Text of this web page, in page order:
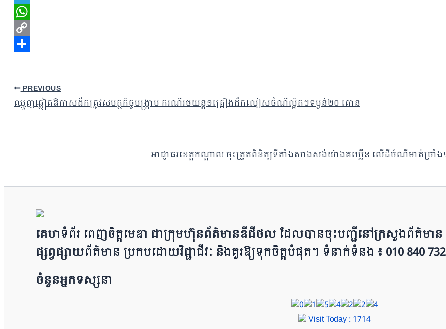
Telegram
WhatsApp
Copy
PREVIOUS
ឈ្មួញឆ្លៀតឱកាសដឹកត្រូវសមត្ថកិច្ចបង្ក្រាប ករណីរថយន្ត១គ្រឿងដឹកលៀសចំណីល្អិតៗទម្ងន់២០ តោន
អាជ្ញាធរខេត្តកណ្ដាល ចុះត្រួតពិនិត្យទីតាំងសាងសង់យ៉ាងគឃ្លើន លើដីចំណីមាត់ច្រាំ
គេហទំព័រ ពេញចិត្តមេឌា ជា​ក្រុ​​​​​ម​​​ហ៊ុន​ព័ត៌មាន​ឌីជីថល ដែ​លបា​ន​​ចុះបញ្ជីនៅក្រសួងព័ត៌មាន
ផ្សព្វផ្សាយព័​ត៌​មា​​​​ន ប្រក​ប​ដោ​​​​​​យ​វិជ្ជាជីវៈ និ​ងគួរ​ឱ្យ​ទុកចិត្ត​បំ​ផុត។ ទំនាក់ទំនង ៖ 010 840
ចំនួនអ្នកទស្សនា
Visit Today : 1714